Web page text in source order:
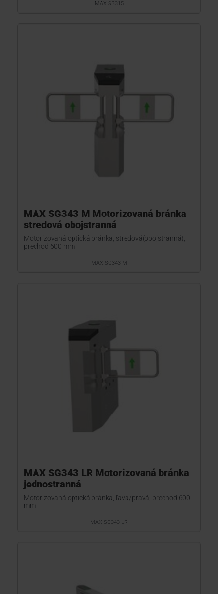
MAX SB315
MAX SG343 M Motorizovaná bránka
stredová obojstranná
Motorizovaná optická bránka, stredová(obojstranná),
prechod 600 mm
MAX SG343 M
MAX SG343 LR Motorizovaná bránka
jednostranná
Motorizovaná optická bránka, ľavá/pravá, prechod 600
mm
MAX SG343 LR